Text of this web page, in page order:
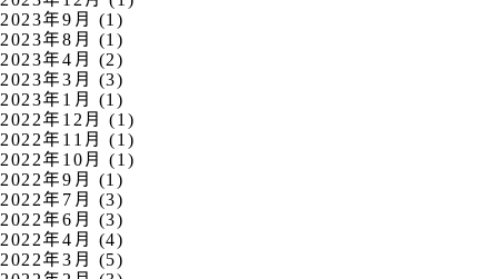
2023年9月 (1)
2023年8月 (1)
2023年4月 (2)
2023年3月 (3)
2023年1月 (1)
2022年12月 (1)
2022年11月 (1)
2022年10月 (1)
2022年9月 (1)
2022年7月 (3)
2022年6月 (3)
2022年4月 (4)
2022年3月 (5)